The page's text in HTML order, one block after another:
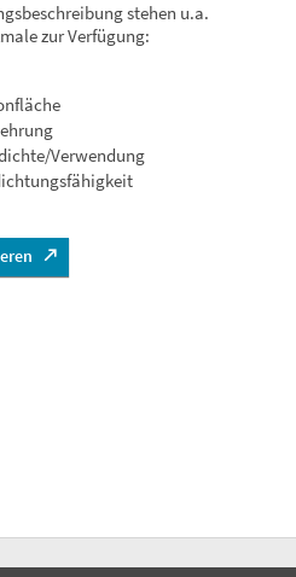
stehen u.a.
zur Verfügung:
Verwendung